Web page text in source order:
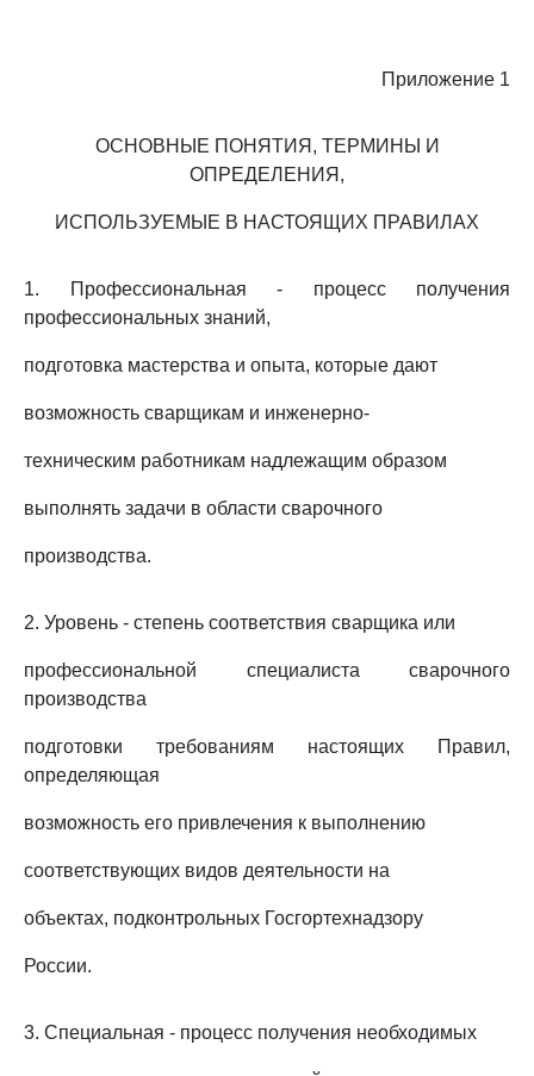
Приложение 1
ОСНОВНЫЕ ПОНЯТИЯ, ТЕРМИНЫ И
ОПРЕДЕЛЕНИЯ,
ИСПОЛЬЗУЕМЫЕ В НАСТОЯЩИХ ПРАВИЛАХ
1. Профессиональная - процесс получения
профессиональных знаний,
подготовка мастерства и опыта, которые дают
возможность сварщикам и инженерно-
техническим работникам надлежащим образом
выполнять задачи в области сварочного
производства.
2. Уровень - степень соответствия сварщика или
профессиональной специалиста сварочного
производства
подготовки требованиям настоящих Правил,
определяющая
возможность его привлечения к выполнению
соответствующих видов деятельности на
объектах, подконтрольных Госгортехнадзору
России.
3. Специальная - процесс получения необходимых